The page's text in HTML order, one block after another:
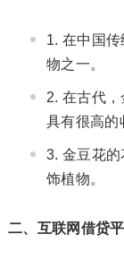
在中国
物之一。
在古代，
具有很高的
金豆花的
饰植物。
二、互联网借贷